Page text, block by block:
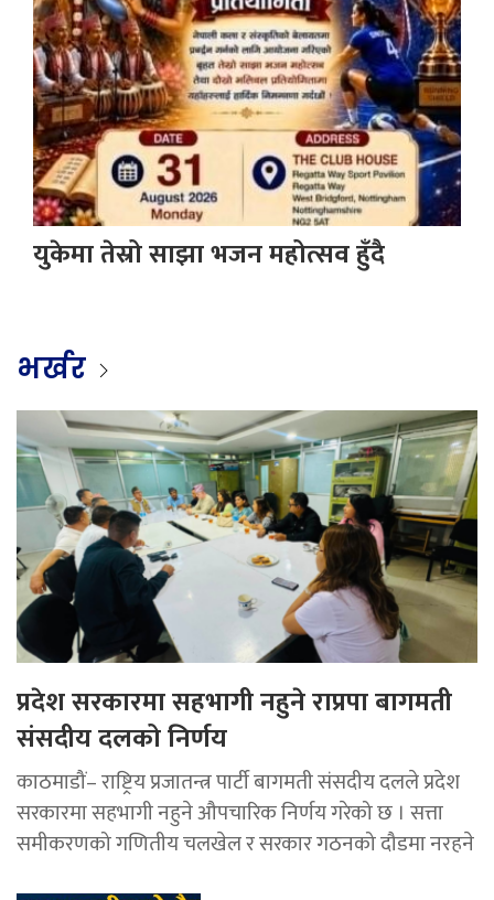
युकेमा तेस्रो साझा भजन महोत्सव हुँदै
भर्खर
प्रदेश सरकारमा सहभागी नहुने राप्रपा बागमती
संसदीय दलको निर्णय
काठमाडौं– राष्ट्रिय प्रजातन्त्र पार्टी बागमती संसदीय दलले प्रदेश
सरकारमा सहभागी नहुने औपचारिक निर्णय गरेको छ । सत्ता
समीकरणको गणितीय चलखेल र सरकार गठनको दौडमा नरहने